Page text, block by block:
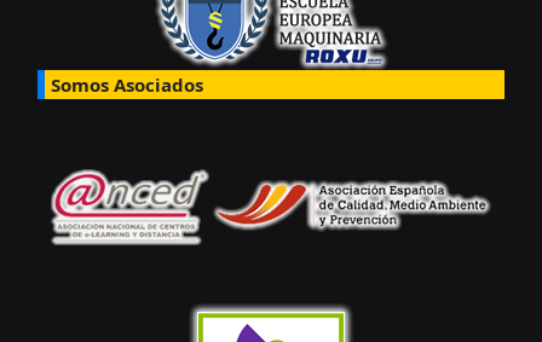
Somos Asociados